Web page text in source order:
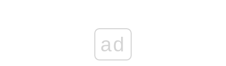
ad